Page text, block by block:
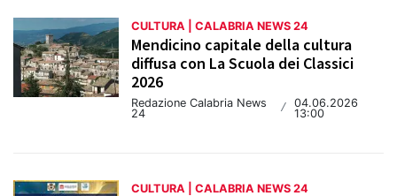
CULTURA | CALABRIA NEWS 24
Mendicino capitale della cultura
diffusa con La Scuola dei Classici
2026
Redazione Calabria News
24
/ 04.06.2026
13:00
CULTURA | CALABRIA NEWS 24